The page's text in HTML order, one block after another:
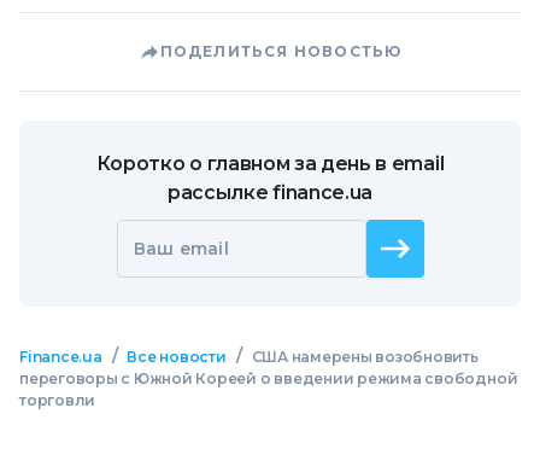
ПОДЕЛИТЬСЯ НОВОСТЬЮ
Коротко о главном за день в email
рассылке finance.ua
Ваш email
Finance.ua / Все новости /
США намерены возобновить
переговоры с Южной Кореей о введении режима свободной
торговли